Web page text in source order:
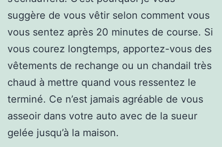
suggère de vous vêtir selon comment vous
vous sentez après 20 minutes de course. Si
vous courez longtemps, apportez-vous des
vêtements de rechange ou un chandail très
chaud à mettre quand vous ressentez le
terminé. Ce n’est jamais agréable de vous
asseoir dans votre auto avec de la sueur
gelée jusqu’à la maison.